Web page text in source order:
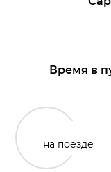
Время в
на поезде